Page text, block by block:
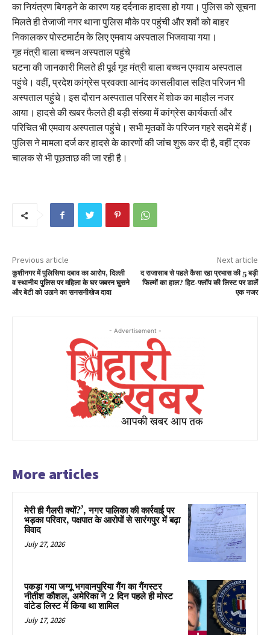
का नियंत्रण बिगड़ने के कारण यह दर्दनाक हादसा हो गया। पुलिस को सूचना
मिलते ही तेजाजी नगर थाना पुलिस मौके पर पहुंची और शवों को बाहर
निकालकर पोस्टमार्टम के लिए एमवाय अस्पताल भिजवाया गया।
गृह मंत्री बाला बच्चन अस्पताल पहुंचे
घटना की जानकारी मिलते ही पूर्व गृह मंत्री बाला बच्चन एमवाय अस्पताल
पहुंचे। वहीं, प्रदेश कांग्रेस प्रवक्ता आनंद कासलीवाल सहित परिजन भी
अस्पताल पहुंचे। इस दौरान अस्पताल परिसर में शोक का माहौल नजर
आया। हादसे की खबर फैलते ही बड़ी संख्या में कांग्रेस कार्यकर्ता और
परिचित भी एमवाय अस्पताल पहुंचे। सभी मृतकों के परिजन गहरे सदमे में हैं।
पुलिस ने मामला दर्ज कर हादसे के कारणों की जांच शुरू कर दी है, वहीं ट्रक
चालक से भी पूछताछ की जा रही है।
Previous article
कुशीनगर में पुलिसिया दबाव का आरोप, दिल्ली
व स्थानीय पुलिस पर महिला के घर जबरन घुसने
और बेटी को उठाने का सनसनीखेज दावा
Next article
द राजासाब से पहले कैसा रहा प्रभास की 5 बड़ी
फिल्मों का हाल? हिट-फ्लॉप की लिस्ट पर डालें
एक नजर
- Advertisement -
More articles
मेरी ही गैलरी क्यों?’, नगर पालिका की कार्रवाई पर
भड़का परिवार, पक्षपात के आरोपों से सारंगपुर में बढ़ा
विवाद
July 27, 2026
पकड़ा गया जग्गू भगवानपुरिया गैंग का गैंगस्टर
नीतीश कौशल, अमेरिका ने 2 दिन पहले ही मोस्ट
वांटेड लिस्ट में किया था शामिल
July 17, 2026